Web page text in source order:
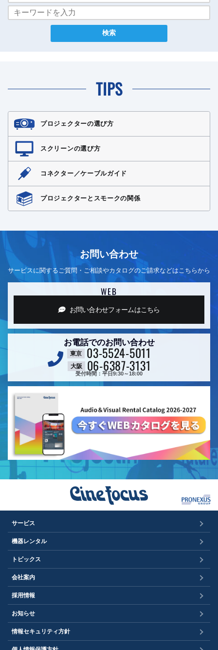
TIPS
プロジェクターの選び方
スクリーンの選び方
コネクター／ケーブルガイド
プロジェクターとスモークの関係
お問い合わせ
サービスに関するご質問・ご相談やカタログのご請求などはこちらから
WEB
お問い合わせフォームはこちら
お電話でのお問い合わせ
東京 03-5524-5011
大阪 06-6387-3131
受付時間：平日9:30～18:00
サービス
機器レンタル
トピックス
会社案内
採用情報
お知らせ
情報セキュリティ方針